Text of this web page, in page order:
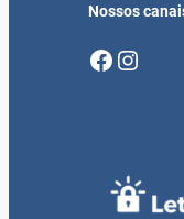
Nossos
Facebook Instagram